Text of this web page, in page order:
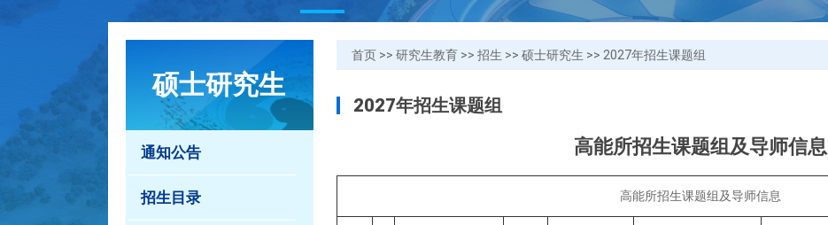
硕士研究生
通知公告
招生目录
首页 >> 研究生教育 >> 招生 >> 硕士研究生 >> 2027年招生课题组
2027年招生课题组
高能所招生课题组及导师信息
高能所招生课题组及导师信息